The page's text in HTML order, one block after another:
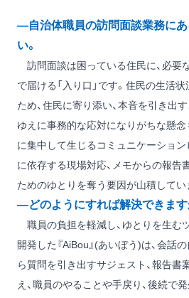
―自治体職員の訪問面談業務に
い。
訪問面談は困っている住民に、必要
で届ける「入り口」です。住民の生活
ため、住民に寄り添い、本音を引き出
ゆえに事務的な応対になりがちな懸念
に集中して生じるコミュニケーション
に依存する現場対応、メモからの報告
ためのゆとりを奪う要因が山積してい
―どのようにすれば解決できます
職員の負担を軽減し、ゆとりを生む
開発した『AiBou』(あいぼう)は、会話
ら質問を引き出すサジェスト、報告書
え、職員のやることや手戻り、後続で